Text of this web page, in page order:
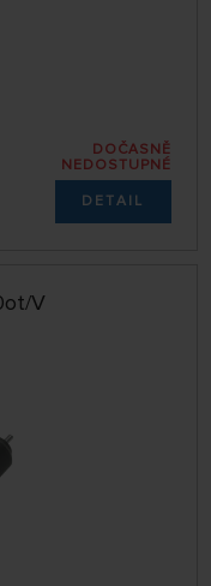
DOČASNĚ
NEDOSTUPNÉ
DETAIL
V